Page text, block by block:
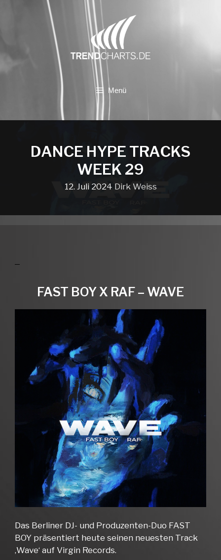
Menü
DANCE HYPE TRACKS
WEEK 29
12. Juli 2024 Dirk Weiss
FAST BOY X RAF – WAVE
Das Berliner DJ- und Produzenten-Duo FAST
BOY präsentiert heute seinen neuesten Track
‚Wave‘ auf Virgin Records.